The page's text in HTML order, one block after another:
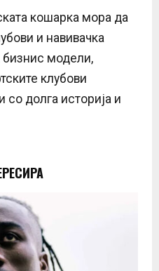
кошарка мора да
и навивачка
бизнис модели,
клубови
со долга историја и